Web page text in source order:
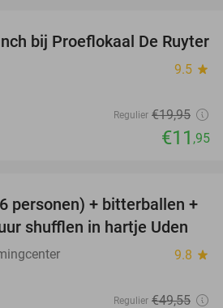
40%
bij Proeflokaal De Ruyter
9.5 star
Regulier €19,95
€11 ,95
55%
personen) + bitterballen +
shufflen in hartje Uden
9.8 star
Regulier €49,55